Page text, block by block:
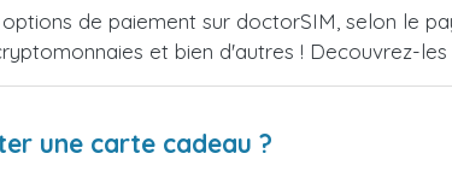
de paiement sur doctorSIM, selon le
et bien d'autres ! Decouvrez-
une carte cadeau ?